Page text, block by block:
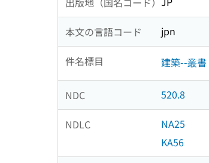
本文の言語コード jpn
件名標目 建築--叢書
NDC 520.8
NDLC
NA25
KA56